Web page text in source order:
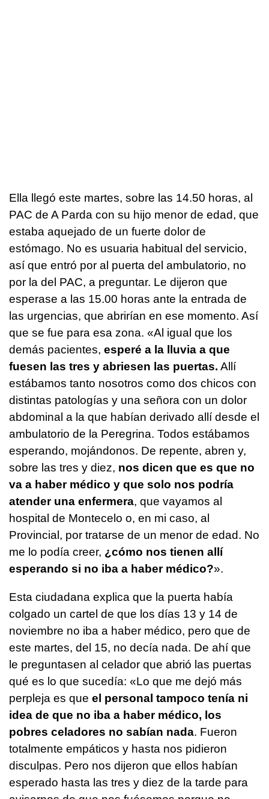
Ella llegó este martes, sobre las 14.50 horas, al
PAC de A Parda con su hijo menor de edad, que
estaba aquejado de un fuerte dolor de
estómago. No es usuaria habitual del servicio,
así que entró por al puerta del ambulatorio, no
por la del PAC, a preguntar. Le dijeron que
esperase a las 15.00 horas ante la entrada de
las urgencias, que abrirían en ese momento. Así
que se fue para esa zona. «Al igual que los
demás pacientes, esperé a la lluvia a que
fuesen las tres y abriesen las puertas. Allí
estábamos tanto nosotros como dos chicos con
distintas patologías y una señora con un dolor
abdominal a la que habían derivado allí desde el
ambulatorio de la Peregrina. Todos estábamos
esperando, mojándonos. De repente, abren y,
sobre las tres y diez, nos dicen que es que no
va a haber médico y que solo nos podría
atender una enfermera, que vayamos al
hospital de Montecelo o, en mi caso, al
Provincial, por tratarse de un menor de edad. No
me lo podía creer, ¿cómo nos tienen allí
esperando si no iba a haber médico?».
Esta ciudadana explica que la puerta había
colgado un cartel de que los días 13 y 14 de
noviembre no iba a haber médico, pero que de
este martes, del 15, no decía nada. De ahí que
le preguntasen al celador que abrió las puertas
qué es lo que sucedía: «Lo que me dejó más
perpleja es que el personal tampoco tenía ni
idea de que no iba a haber médico, los
pobres celadores no sabían nada. Fueron
totalmente empáticos y hasta nos pidieron
disculpas. Pero nos dijeron que ellos habían
esperado hasta las tres y diez de la tarde para